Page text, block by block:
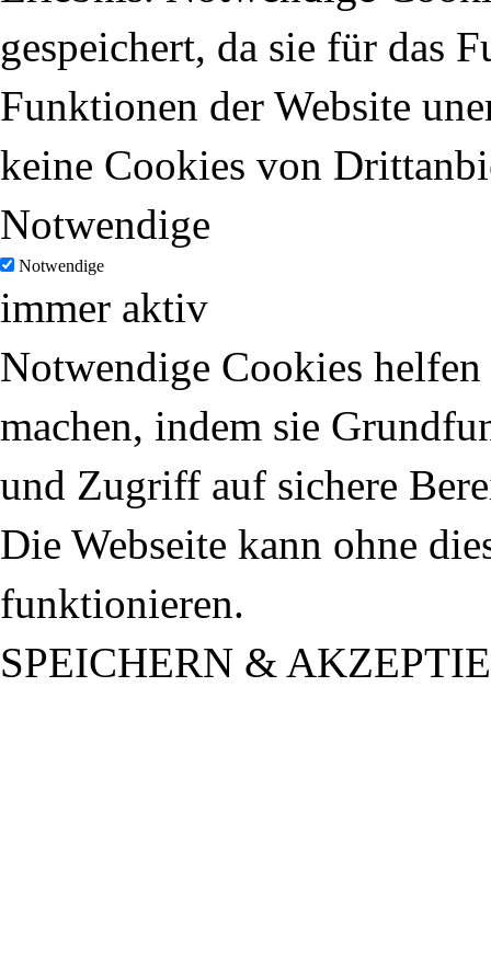
gespeichert, da sie für das
Funktionen der Website
keine Cookies von
Notwendige
Notwendige
immer aktiv
Notwendige Cookies
machen, indem sie
und Zugriff auf sichere
Die Webseite kann ohne
funktionieren.
SPEICHERN &